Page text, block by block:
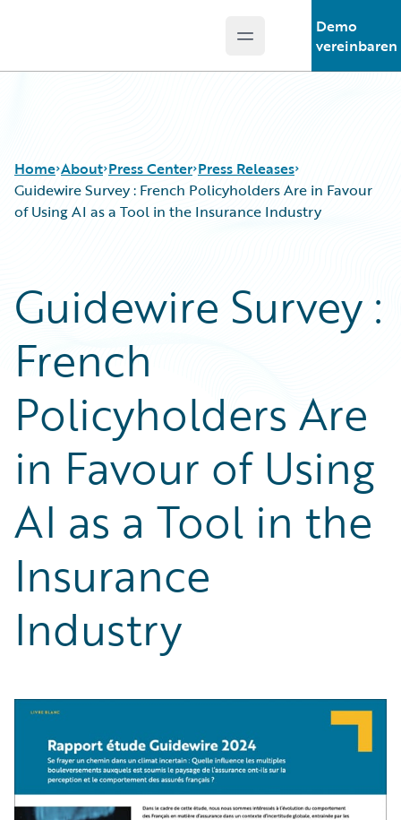
Open main menu
Demo
vereinbaren
Home About Press Center Press Releases
Guidewire Survey : French Policyholders Are in Favour
of Using AI as a Tool in the Insurance Industry
Guidewire Survey :
French
Policyholders Are
in Favour of Using
AI as a Tool in the
Insurance
Industry